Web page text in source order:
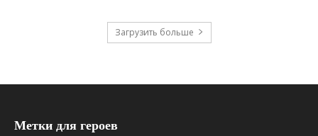
Загрузить больше
Метки для героев